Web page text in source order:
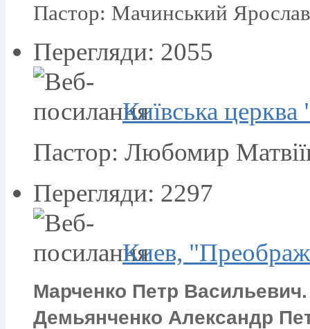
Пастор: Мачинський
Перегляди: 2055
Київська церква
Пастор: Любомир
Перегляди: 2297
Киев,
Марченко Петр Васильевич.
Демьянченко Александр